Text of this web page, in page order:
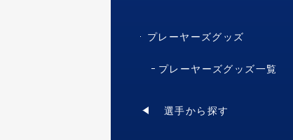
プレーヤーズグッズ
プレーヤーズグッズ一覧
選手から探す